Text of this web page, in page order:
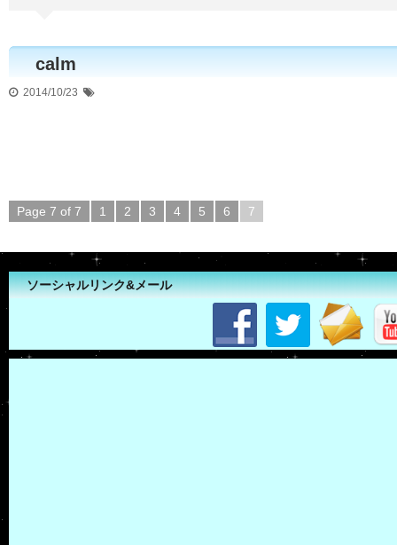
calm
2014/10/23
Page 7 of 7 1 2 3 4 5 6 7
ソーシャルリンク&メール